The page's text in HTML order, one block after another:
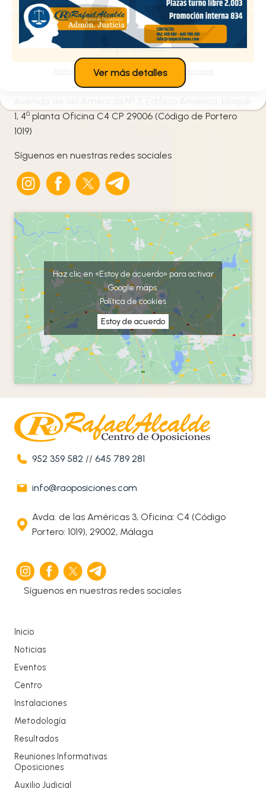
Denegar
Ver preferencias
Política de cookiesPolítica de privacidad
¡Te ayudamos!
info@raoposiciones.com
1, 4ª planta Oficina C4 CP 29006 (Código de Portero
1019)
Síguenos en nuestras redes sociales
Haz clic en «Estoy de acuerdo» para activar
Google maps
Política de cookies
Estoy de acuerdo
952 359 582 //645 789 281
info@raoposiciones.com
Avda. de las Américas 3, Oficina: C4 (Código
Portero: 1019), 29002, Málaga
Síguenos en nuestras redes sociales
Inicio
Noticias
Eventos
Centro
Instalaciones
Metodología
Resultados
Reuniones Informativas
Oposiciones
Auxilio Judicial
Ver más detalles